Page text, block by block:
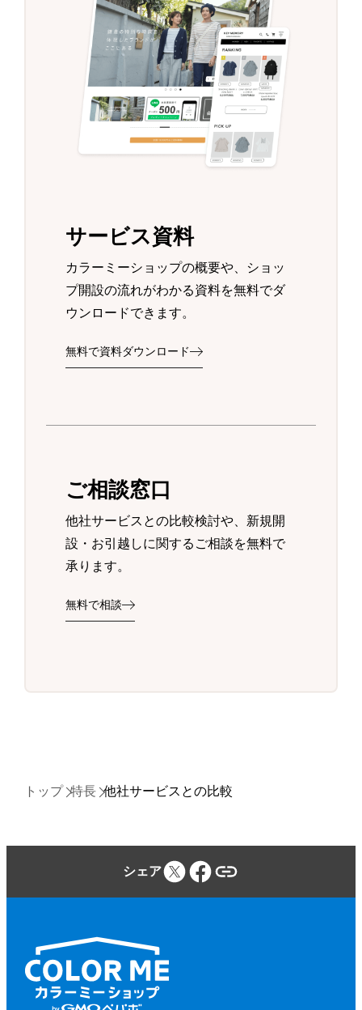
サービス資料
カラーミーショップの概要や、ショッ
プ開設の流れがわかる資料を無料でダ
ウンロードできます。
無料で資料ダウンロード
ご相談窓口
他社サービスとの比較検討や、新規開
設・お引越しに関するご相談を無料で
承ります。
無料で相談
トップ 特長 他社サービスとの比較
シェア